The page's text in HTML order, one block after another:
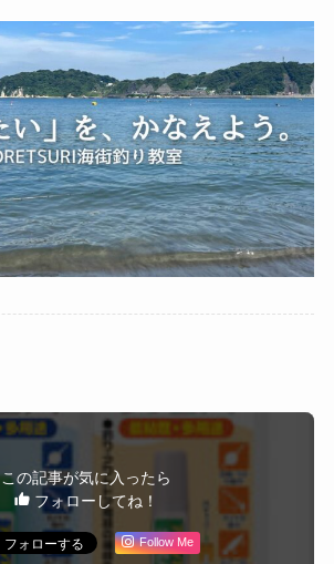
この記事が気に入ったら
フォローしてね！
Follow Me